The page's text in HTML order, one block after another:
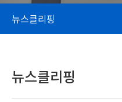
뉴스클리핑
뉴스클리핑